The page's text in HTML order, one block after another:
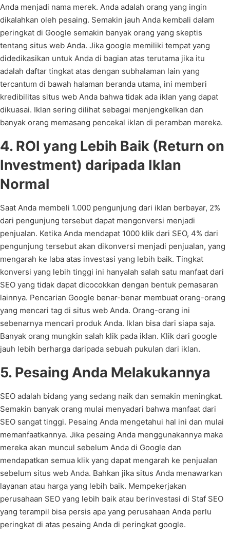
Anda menjadi nama merek. Anda adalah orang yang ingin
dikalahkan oleh pesaing. Semakin jauh Anda kembali dalam
peringkat di Google semakin banyak orang yang skeptis
tentang situs web Anda. Jika google memiliki tempat yang
didedikasikan untuk Anda di bagian atas terutama jika itu
adalah daftar tingkat atas dengan subhalaman lain yang
tercantum di bawah halaman beranda utama, ini memberi
kredibilitas situs web Anda bahwa tidak ada iklan yang dapat
dikuasai. Iklan sering dilihat sebagai menjengkelkan dan
banyak orang memasang pencekal iklan di peramban mereka.
4. ROI yang Lebih Baik (Return on
Investment) daripada Iklan
Normal
Saat Anda membeli 1.000 pengunjung dari iklan berbayar, 2%
dari pengunjung tersebut dapat mengonversi menjadi
penjualan. Ketika Anda mendapat 1000 klik dari SEO, 4% dari
pengunjung tersebut akan dikonversi menjadi penjualan, yang
mengarah ke laba atas investasi yang lebih baik. Tingkat
konversi yang lebih tinggi ini hanyalah salah satu manfaat dari
SEO yang tidak dapat dicocokkan dengan bentuk pemasaran
lainnya. Pencarian Google benar-benar membuat orang-orang
yang mencari tag di situs web Anda. Orang-orang ini
sebenarnya mencari produk Anda. Iklan bisa dari siapa saja.
Banyak orang mungkin salah klik pada iklan. Klik dari google
jauh lebih berharga daripada sebuah pukulan dari iklan.
5. Pesaing Anda Melakukannya
SEO adalah bidang yang sedang naik dan semakin meningkat.
Semakin banyak orang mulai menyadari bahwa manfaat dari
SEO sangat tinggi. Pesaing Anda mengetahui hal ini dan mulai
memanfaatkannya. Jika pesaing Anda menggunakannya maka
mereka akan muncul sebelum Anda di Google dan
mendapatkan semua klik yang dapat mengarah ke penjualan
sebelum situs web Anda. Bahkan jika situs Anda menawarkan
layanan atau harga yang lebih baik. Mempekerjakan
perusahaan SEO yang lebih baik atau berinvestasi di Staf SEO
yang terampil bisa persis apa yang perusahaan Anda perlu
peringkat di atas pesaing Anda di peringkat google.